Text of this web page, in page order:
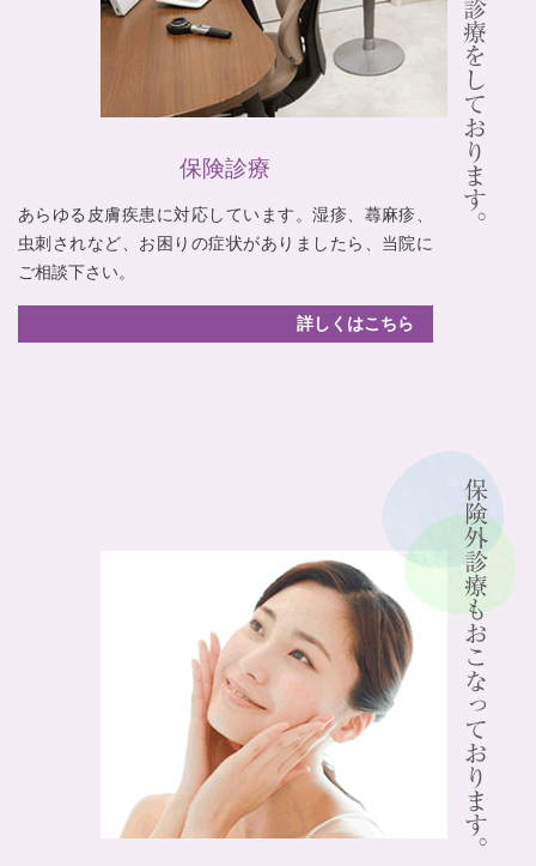
保険診療
あらゆる皮膚疾患に対応しています。湿疹、蕁麻疹、
虫刺されなど、お困りの症状がありましたら、当院に
ご相談下さい。
詳しくはこちら